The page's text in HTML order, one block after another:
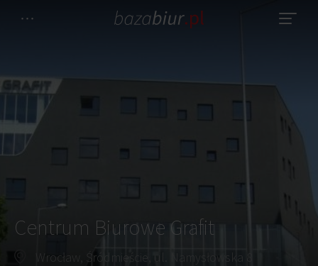
Centrum Biurowe Grafit
Wrocław, Śródmieście, ul. Namysłowska 8